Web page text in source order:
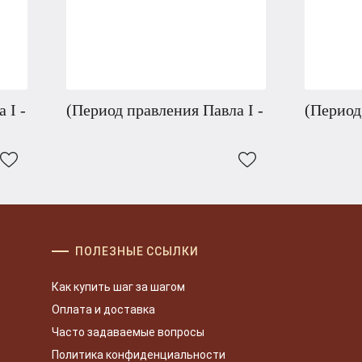
I - (Период правления Павла I -
ПОЛЕЗНЫЕ ССЫЛКИ
Как купить шаг за шагом
Оплата и доставка
Часто задаваемые вопросы
Политика конфиденциальности